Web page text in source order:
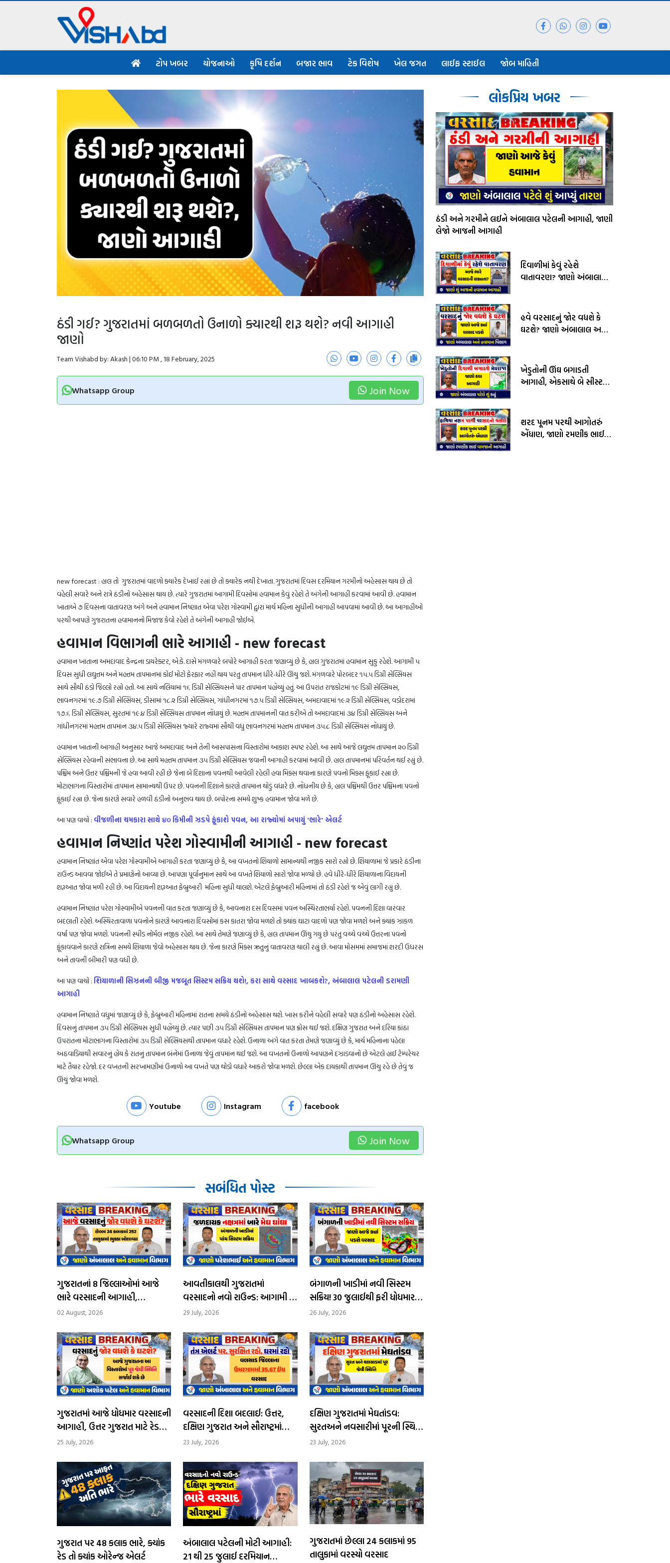
ટોપ ખબર યોજનાઓ કૃષિ દર્શન બજાર ભાવ ટેક વિશેષ ખેલ જગત લાઈફ સ્ટાઈલ જોબ માહિતી
ઠંડી ગઈ? ગુજરાતમાં બળબળતો ઉનાળો ક્યારથી શરૂ થશે? નવી આગાહી
જાણો
Team Vishabd by: Akash | 06:10 PM , 18 February, 2025
Whatsapp Group Join Now
new forecast : હાલ તો ગુજરાતમાં વાદળો ક્યારેક દેખાઈ રહ્યાં છે તો ક્યારેક નથી દેખાતા. ગુજરાતમાં દિવસ દરમિયાન ગરમીનો અહેસાસ થાય છે તો
વહેલી સવારે અને રાત્રે ઠંડીનો અહેસાસ થાય છે. ત્યારે ગુજરાતમાં આગામી દિવસોમાં હવામાન કેવું રહેશે તે અંગેની આગાહી કરવામાં આવી છે. હવામાન
ખાતાએ ૭ દિવસના વાતાવરણ અંગે અને હવામાન નિષ્ણાત એવા પરેશ ગોસ્વામી દ્વારા માર્ચ મહિના સુધીની આગાહી આપવામાં આવી છે. આ આગાહીઓ
પરથી આપણે ગુજરાતના હવામાનનો મિજાજ કેવો રહેશે તે અંગેની આગાહી જોઈએ.
હવામાન વિભાગની ભારે આગાહી - new forecast
હવામાન ખાતાના અમદાવાદ કેન્દ્રના ડાયરેક્ટર, એ.કે. દાસે મંગળવારે બપોરે આગાહી કરતા જણાવ્યું છે કે, હાલ ગુજરાતમાં હવામાન સુકુ રહેશે. આગામી ૫
દિવસ સુધી લઘુત્તમ અને મહત્તમ તાપમાનમાં કોઈ મોટો ફેરફાર નહીં થાય પરંતુ તાપમાન ધીરે-ધીરે ઊંચુ જશે. મંગળવારે પોરબંદર ૧૫.૫ ડિગ્રી સેલ્સિયસ
સાથે સૌથી ઠંડો જિલ્લો રહ્યો હતો. આ સાથે નલિયામાં ૧૬ ડિગ્રી સેલ્સિયસને પાર તાપમાન પહોંચ્યું હતું. આ ઉપરાંત રાજકોટમાં ૧૯ ડિગ્રી સેલ્સિયસ,
ભાવનગરમાં ૧૯.૭ ડિગ્રી સેલ્સિયસ, ડીસામાં ૧૮.૨ ડિગ્રી સેલ્સિયસ, ગાંધીનગરમાં ૧૭.૫ ડિગ્રી સેલ્સિયસ, અમદાવાદમાં ૧૯.૨ ડિગ્રી સેલ્સિયસ, વડોદરામાં
૧૭.૬ ડિગ્રી સેલ્સિયસ, સુરતમાં ૧૯.૪ ડિગ્રી સેલ્સિયસ તાપમાન નોંધાયું છે. મહત્તમ તાપમાનની વાત કરીએ તો અમદાવાદમાં ૩૪ ડિગ્રી સેલ્સિયસ અને
ગાંધીનગરમાં મહત્તમ તાપમાન ૩૪.૫ ડિગ્રી સેલ્સિયસ જ્યારે રાજ્યમાં સૌથી વધુ ભાવનગરમાં મહત્તમ તાપમાન ૩૫.૮ ડિગ્રી સેલ્સિયસ નોંધાયું છે.
હવામાન ખાતાની આગાહી અનુસાર આજે અમદાવાદ અને તેની આસપાસના વિસ્તારોમાં આકાશ સ્પષ્ટ રહેશે. આ સાથે આજે લઘુત્તમ તાપમાન ૨૦ ડિગ્રી
સેલ્સિયસ રહેવાની સંભાવના છે. આ સાથે મહત્તમ તાપમાન ૩૫ ડિગ્રી સેલ્સિયસ જવાની આગાહી કરવામાં આવી છે. હાલ તાપમાનમાં પરિવર્તન થઈ રહ્યું છે.
પશ્ચિમ અને ઉત્તર પશ્ચિમની જે હવા આવી રહી છે જેના બે દિશાના પવનથી આવેલી રહેલી હવા મિક્સ થવાના કારણે પવનો મિક્સ ફૂંકાઈ રહ્યા છે.
મોટાભાગના વિસ્તારોમાં તાપમાન સામાન્યથી ઉપર છે. પવનની દિશાને કારણે તાપમાન થોડું વધારે છે. નોંધનીય છે કે, હાલ પશ્ચિમથી ઉત્તર પશ્ચિમના પવનો
ફૂંકાઈ રહ્યા છે. જેના કારણે સવારે હળવી ઠંડીનો અનુભવ થાય છે. બપોરના સમયે શુષ્ક હવામાન જોવા મળે છે.
આ પણ વાચો : વીજળીના ચમકારા સાથે ૪૦ કિમીની ઝડપે ફૂંકાશે પવન, આ રાજ્યોમાં અપાયું 'ભારે' એલર્ટ
હવામાન નિષ્ણાંત પરેશ ગોસ્વામીની આગાહી - new forecast
હવામાન નિષ્ણાંત એવા પરેશ ગોસ્વામીએ આગાહી કરતા જણાવ્યું છે કે, આ વખતનો શિયાળો સામાન્યથી નજીક સારો રહ્યો છે. શિયાળામાં જે પ્રકારે ઠંડીના
રાઉન્ડ આવવા જોઈએ તે પ્રમાણેનો આવ્યા છે. આપણા પૂર્વાનુમાન સાથે આ વખતે શિયાળો સારો જોવા મળ્યો છે. હવે ધીરે-ધીરે શિયાળાના વિદાયની
શરૂઆત જોવા મળી રહી છે. આ વિદાયની શરૂઆત ફેબ્રુઆરી મહિના સુધી ચાલશે. એટલે ફેબ્રુઆરી મહિનામાં તો ઠંડી રહેશે જ એવું લાગી રહ્યું છે.
હવામાન નિષ્ણાંત પરેશ ગોસ્વામીએ પવનની વાત કરતા જણાવ્યું છે કે, આવનારા દસ દિવસમાં પવન અસ્થિરતાભર્યા રહેશે. પવનની દિશા વારંવાર
બદલાતી રહેશે. અસ્થિરતાવાળા પવનોને કારણે આવનારા દિવસોમાં કસ કાતરા જોવા મળશે તો ક્યાંક ઘાટા વાદળો પણ જોવા મળશે અને ક્યાંક ઝાકળ
વર્ષા પણ જોવા મળશે. પવનની સ્પીડ નોર્મલ નજીક રહેશે. આ સાથે તેમણે જણાવ્યું છે કે, હાલ તાપમાન ઊંચુ ગયુ છે પરંતુ વચ્ચે વચ્ચે ઉત્તરના પવનો
ફૂંકાવવાને કારણે રાત્રિના સમયે શિયાળા જેવો અહેસાસ થાય છે. જેના કારણે મિક્સ ઋતુનું વાતાવરણ ચાલી રહ્યું છે. આવા મોસમમાં સમાજમાં શરદી ઉધરસ
અને તાવની બીમારી પણ વધી છે.
આ પણ વાચો : શિયાળાની સિઝનની બીજી મજબૂત સિસ્ટમ સક્રિય થશે!, કરા સાથે વરસાદ ખાબકશે?, અંબાલાલ પટેલની ડરામણી
આગાહી
હવામાન નિષ્ણાતે વધુમાં જણાવ્યું છે કે, ફેબ્રુઆરી મહિનામાં રાતના સમયે ઠંડીનો અહેસાસ થશે. ખાસ કરીને વહેલી સવારે પણ ઠંડીનો અહેસાસ રહેશે.
દિવસનું તાપમાન ૩૫ ડિગ્રી સેલ્સિયસ સુધી પહોંચ્યું છે. ત્યાર પછી ૩૫ ડિગ્રી સેલ્સિયસ તાપમાન પણ ક્રોસ થઈ જશે. દક્ષિણ ગુજરાત અને દરિયા કાંઠા
ઉપરાંતના મોટાભાગના વિસ્તારોમાં ૩૫ ડિગ્રી સેલ્સિયસથી તાપમાન વધારે રહેશે. ઉનાળા અંગે વાત કરતા તેમણે જણાવ્યું છે કે, માર્ચ મહિનાના પહેલા
અઠવાડિયાથી સવારનું હોય કે રાતનું તાપમાન બંનેમાં ઉનાળા જેવું તાપમાન થઈ જશે. આ વખતનો ઉનાળો આપણને દઝાડવાનો છે એટલે હાઈ ટેમ્પરેચર
માટે તૈયાર રહેજો. દર વખતની સરખામણીમાં ઉનાળો આ વખતે પણ થોડો વધારે આકરો જોવા મળશે. છેલ્લા એક દાયકાથી તાપમાન ઊંચુ રહે છે તેવું જ
ઊંચું જોવા મળશે.
Youtube Instagram facebook
Whatsapp Group Join Now
સબંધિત પોસ્ટ
ગુજરાતનાં 8 જિલ્લાઓમાં આજે
ભારે વરસાદની આગાહી,
સોમવારથી વરસાદનું જોર ઘટશે
02 August, 2026
આવતીકાલથી ગુજરાતમાં
વરસાદનો નવો રાઉન્ડ: આગામી 4
દિવસ ભારેથી અતિભારે વરસાદની
29 July, 2026
બંગાળની ખાડીમાં નવી સિસ્ટમ
સક્રિય! 30 જુલાઈથી ફરી ધોધમાર
વરસાદની આગાહી
26 July, 2026
ગુજરાતમાં આજે ધોધમાર વરસાદની
આગાહી, ઉત્તર ગુજરાત માટે રેડ
એલર્ટ, સૌરાષ્ટ્રમાં ઓરેન્જ એલર્ટ,
25 July, 2026
વરસાદની દિશા બદલાઈ: ઉત્તર,
દક્ષિણ ગુજરાત અને સૌરાષ્ટ્રમાં
આગામી 24 કલાકમાં ભારેથી
23 July, 2026
દક્ષિણ ગુજરાતમાં મેઘતાંડવ:
સુરતઅને નવસારીમાં પૂરની સ્થિતિ
વચ્ચે શાળાઓમાં રજા જાહેર
23 July, 2026
ગુજરાત પર 48 કલાક ભારે, ક્યાંક
રેડ તો ક્યાંક ઓરેન્જ એલર્ટ
અંબાલાલ પટેલની મોટી આગાહી:
21 થી 25 જુલાઈ દરમિયાન
ગુજરાતમાં છેલ્લા 24 કલાકમાં 95
તાલુકામાં વરસ્યો વરસાદ
લોકપ્રિય ખબર
ઠંડી અને ગરમીને લઈને અંબાલાલ પટેલની આગાહી, જાણી
લેજો આજની આગાહી
દિવાળીમાં કેવું રહેશે
વાતાવરણ? જાણો અંબાલાલ
હવે વરસાદનું જોર વધશે કે
ઘટશે? જાણો અંબાલાલ અને
ખેડુતોની ઊંઘ બગાડતી
આગાહી, એકસાથે બે સીસ્ટમ
શરદ પૂનમ પરથી આગોતરું
એંધાણ, જાણો રમણીક ભાઈ